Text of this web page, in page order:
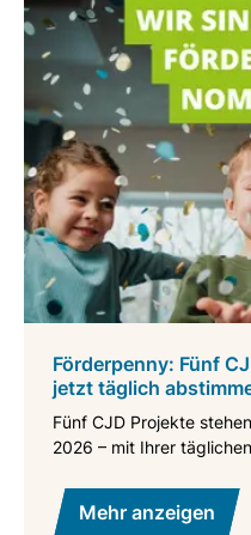
Förderpenny: Fünf
jetzt täglich
Fünf CJD Projekte
2026 – mit Ihrer
Mehr anzeigen